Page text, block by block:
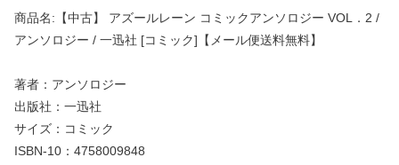
商品名:【中古】 アズールレーン コミックアンソロジー VOL．2 /
アンソロジー / 一迅社 [コミック]【メール便送料無料】
著者：アンソロジー
出版社：一迅社
サイズ：コミック
ISBN-10：4758009848